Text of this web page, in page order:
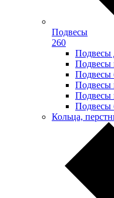
Подвесы
260
Подвесы
Подвесы
Подвесы
Подвесы
Подвесы
Подвесы
Кольца,